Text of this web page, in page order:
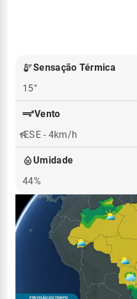
Sensação Térmica
15°
Vento
ESE - 4km/h
Umidade
44%